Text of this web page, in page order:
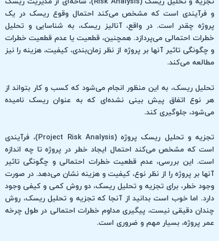
و فرآیندی است که مشخص می‌کند احتمال وقوع ریسک در یک
پروژه چقدر است. در واقع، آنالیز ریسک، به شناسایی و تحلیل
خطرات احتمالی می‌پردازد. همچنین، قطعیت یا عدم قطعیت خطرات
و چگونگی تاثیر آنها بر پروژه از نظر زمان‌بندی، کیفیت، هزینه را نیز
مطالعه می‌کند.
تحلیل ریسک، به این منظور انجام می‌شود که کسب و کار بتواند از
هر نوع اتفاق پیش بینی نشده‌ای که به عنوان ریسک نامیده
می‌شود، جلوگیری کند.
تجزیه و تحلیل ریسک پروژه (Project Risk Analysis)، فرآیندی
است که مشخص می‌کند احتمال ایجاد خطر در پروژه تا چه اندازه
است. این بررسی، عدم قطعیت خطرات احتمالی و چگونگی تاثیر
آنها بر پروژه را از نظر نوع، کیفیت و هزینه نشان می‌دهد. در صورت
وجود خطر، برای تجزیه و تحلیل ریسک، دو روش کمی و کیفی وجود
دارد. اما خوب است بدانید از آنجا که تجزیه و تحلیل ریسک، روش
چندان دقیقی نیست، پیگیری مداوم خطرات احتمالی در طول چرخه
عمر پروژه، بسیار مهم و ضروری است.